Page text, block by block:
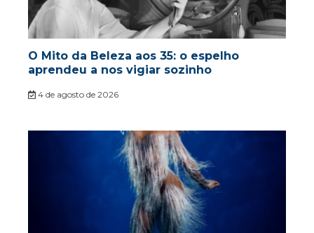
O Mito da Beleza aos 35: o espelho
aprendeu a nos vigiar sozinho
4 de agosto de 2026